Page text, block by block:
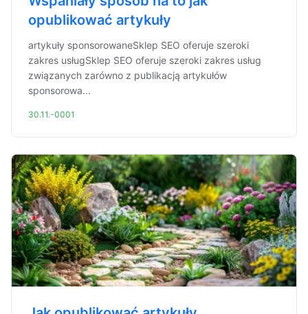
opublikować artykuły
artykuły sponsorowaneSklep SEO oferuje szeroki
zakres usługSklep SEO oferuje szeroki zakres usług
związanych zarówno z publikacją artykułów
sponsorowa...
30.11.-0001